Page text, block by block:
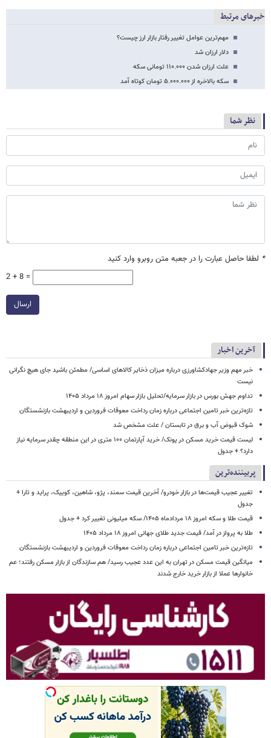
خبرهای مرتبط
مهم‌ترین عوامل تغییر رفتار بازار ارز چیست؟
دلار ارزان شد
علت ارزان شدن ۱۱۰.۰۰۰ تومانی سکه
سکه بالاخره از ۵.۰۰۰.۰۰۰ تومان کوتاه آمد
نظر شما
* لطفا حاصل عبارت را در جعبه متن روبرو وارد کنید
2 + 8 =
ارسال
آخرین اخبار
خبر مهم وزیر جهادکشاورزی درباره میزان ذخایر کالاهای اساسی/ مطمئن باشید جای هیچ نگرانی
نیست
تداوم جهش بورس در بازار سرمایه/تحلیل بازار سهام امروز ۱۸ مرداد ۱۴۰۵
تازه‌ترین خبر تامین اجتماعی درباره زمان رداخت معوقات فروردین و اردیبهشت بازنشستگان
شوک قبوض آب و برق در تابستان / علت مشخص شد
لیست قیمت خرید مسکن در پونک/ خرید آپارتمان ۱۰۰ متری در این منطقه چقدر سرمایه نیاز
دارد؟ + جدول
پربیننده‌ترین
تغییر عجیب قیمت‌ها در بازار خودرو/ آخرین قیمت سمند، پژو، شاهین، کوییک، پراید و تارا +
جدول
قیمت طلا و سکه امروز ۱۸ مردادماه ۱۴۰۵/ سکه میلیونی تغییر کرد + جدول
طلا به پرواز در آمد/ قیمت جدید طلای جهانی امروز ۱۸ مرداد ۱۴۰۵
تازه‌ترین خبر تامین اجتماعی درباره زمان رداخت معوقات فروردین و اردیبهشت بازنشستگان
میانگین قیمت مسکن در تهران به این عدد عجیب رسید/ هم سازندگان از بازار مسکن رفتند؛ عم
خانوارها عملا از بازار خرید خارج شدند